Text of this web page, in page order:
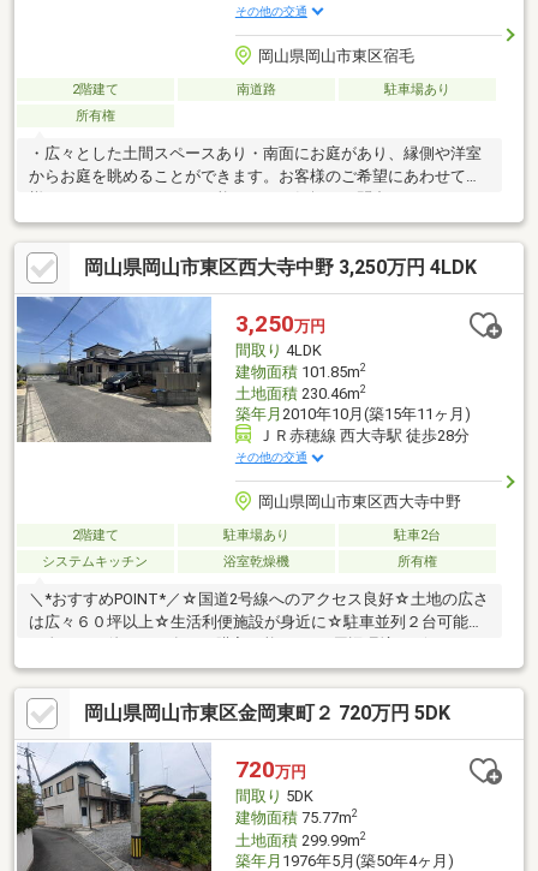
その他の交通
岡山県岡山市東区宿毛
2階建て 南道路
駐車場あり
所有権
・広々とした土間スペースあり・南面にお庭があり、縁側や洋室
からお庭を眺めることができます。お客様のご希望にあわせて
☆・☆・☆・☆・☆・☆・☆・☆当社は不動産の購入からリノ
ベーションまでワンストップでサポートいたします。お問い合わ
せは【086-250-9005】または資料請求・来場予約ボタンから。予
約カレンダー上で予約が出来ない日程に関しましても、お問い合
わせいただけますとご対応可能な事がございますので一度お問い
合わせください。☆・☆・☆・☆・☆・☆・☆・☆
岡山県岡山市東区西大寺中野 3,250万円 4LDK
3,250万円
間取り 4LDK
建物面積101.85m2
土地面積230.46m2
築年月 2010年10月(築15年11ヶ月)
ＪＲ赤穂線 西大寺駅 徒歩28分
その他の交通
岡山県岡山市東区西大寺中野
2階建て 駐車場あり
駐車2台
システムキッチン
浴室乾燥機 所有権
＼*おすすめPOINT*／☆国道2号線へのアクセス良好☆土地の広さ
は広々６０坪以上☆生活利便施設が身近に☆駐車並列２台可能☆
プ西大寺店 徒歩4分☆天満屋ハピーズ西大寺モール 徒歩10分
☆ケーズデンキ岡山西大寺店 徒歩9分☆西大寺緑化公園 徒歩6
分☆お問合せ方法☆（無料通話）0120-211-702までお問い合わせ
ください♪
岡山県岡山市東区金岡東町２ 720万円 5DK
720万円
間取り 5DK
建物面積75.77m2
土地面積299.99m2
築年月 1976年5月(築50年4ヶ月)